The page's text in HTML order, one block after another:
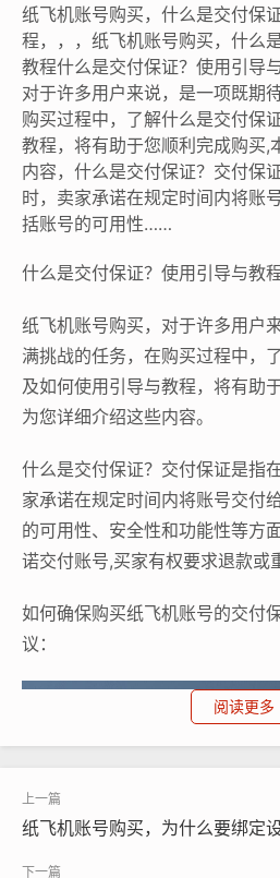
纸飞机账号购买，什么是交付保
程，，，纸飞机账号购买，什么
教程什么是交付保证？使用引导
对于许多用户来说，是一项既期
购买过程中，了解什么是交付保
教程，将有助于您顺利完成购买,
内容，什么是交付保证？交付保
时，卖家承诺在规定时间内将账
括账号的可用性……
什么是交付保证？使用引导与教
纸飞机账号购买，对于许多用户
满挑战的任务，在购买过程中，
及如何使用引导与教程，将有助
为您详细介绍这些内容。
什么是交付保证？交付保证是指
家承诺在规定时间内将账号交付
的可用性、安全性和功能性等方
诺交付账号,买家有权要求退款或
如何确保购买纸飞机账号的交付
议：
阅读更多
纸飞机账号购买，为什么要绑定